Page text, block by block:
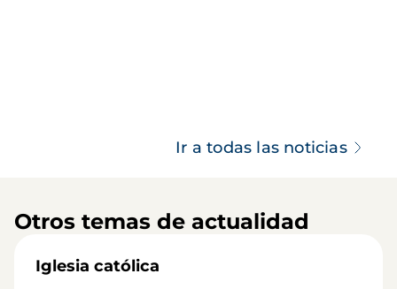
Ir a todas las noticias
Otros temas de actualidad
Iglesia católica